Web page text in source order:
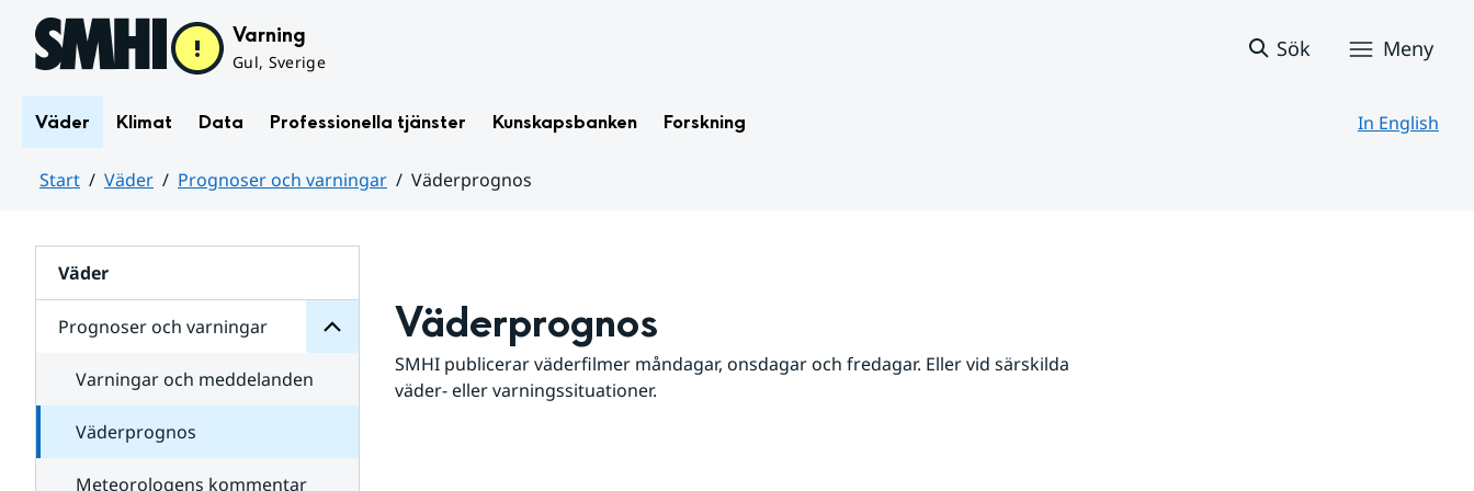
Hoppa till sidans innehåll Varning
Gul, Sverige
Sök Meny
Väder Klimat Data Professionella tjänster Kunskapsbanken Forskning In English
Start Väder Prognoser och varningar
Väderprognos
Väder
Prognoser och varningar
för
varningar
Varningar och meddelanden
Väderprognos
Meteorologens kommentar
Väderprognos
SMHI publicerar väderfilmer måndagar, onsdagar och fredagar. Eller vid särskilda
väder- eller varningssituationer.